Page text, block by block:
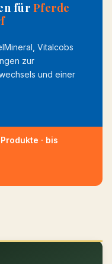
für Pferde
Vitalcobs
zur
und einer
· bis